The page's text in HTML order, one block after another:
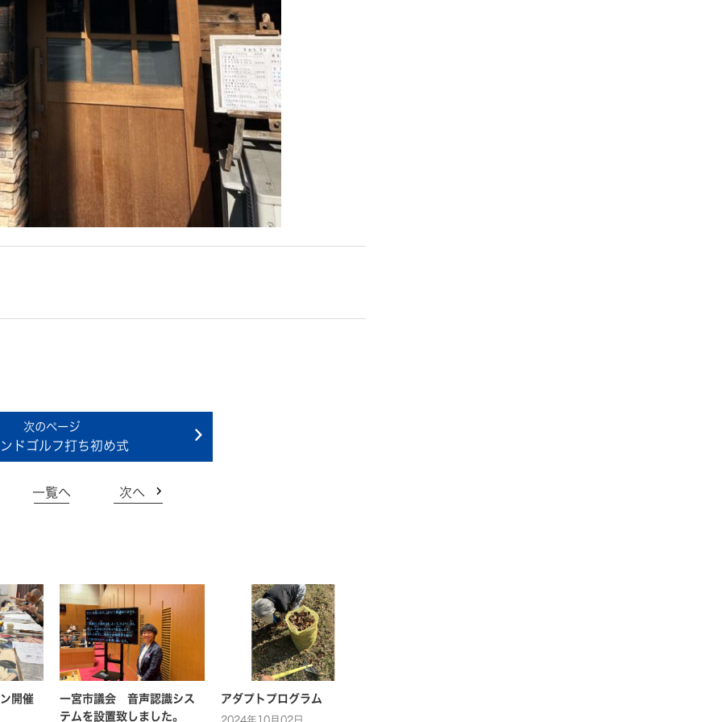
ドゴルフ打ち初め式
一覧へ 次へ
開催
一宮市議会 音声認識シス
テムを設置致しました。
アダプトプログラム